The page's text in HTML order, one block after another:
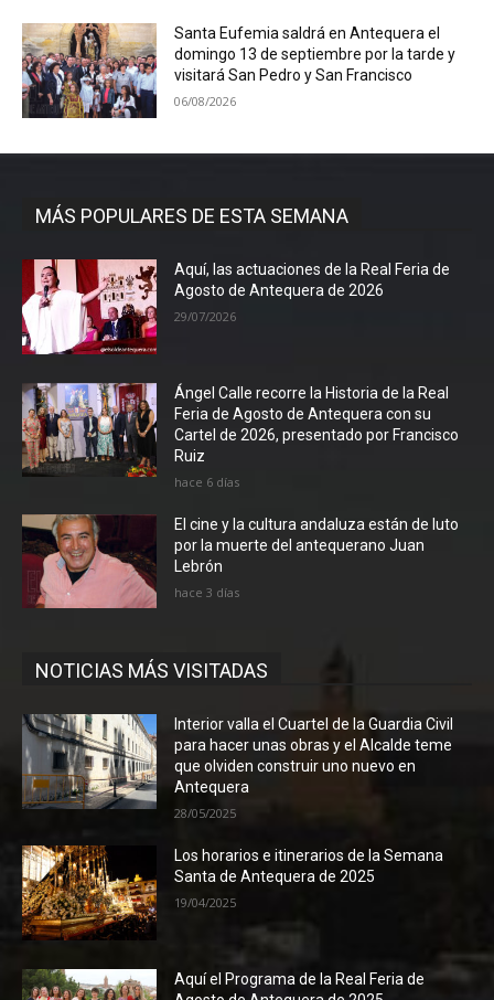
Santa Eufemia saldrá en Antequera el
domingo 13 de septiembre por la tarde y
visitará San Pedro y San Francisco
06/08/2026
MÁS POPULARES DE ESTA SEMANA
Aquí, las actuaciones de la Real Feria de
Agosto de Antequera de 2026
29/07/2026
Ángel Calle recorre la Historia de la Real
Feria de Agosto de Antequera con su
Cartel de 2026, presentado por Francisco
Ruiz
hace 6 días
El cine y la cultura andaluza están de luto
por la muerte del antequerano Juan
Lebrón
hace 3 días
NOTICIAS MÁS VISITADAS
Interior valla el Cuartel de la Guardia Civil
para hacer unas obras y el Alcalde teme
que olviden construir uno nuevo en
Antequera
28/05/2025
Los horarios e itinerarios de la Semana
Santa de Antequera de 2025
19/04/2025
Aquí el Programa de la Real Feria de